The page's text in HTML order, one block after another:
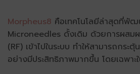
Morpheus8 คือเทคโนโลยีล่าสุดที่พั
Microneedles ดั้งเดิม ด้วยการผสม
(RF) เข้าไปในระบบ ทำให้สามารถกระ
อย่างมีประสิทธิภาพมากขึ้น โดยเฉพาะ